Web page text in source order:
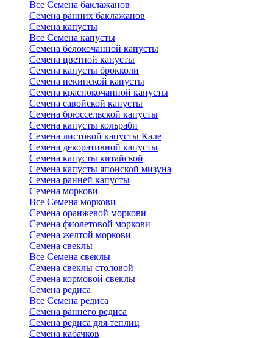
Все Семена баклажанов
Семена ранних баклажанов
Семена капусты
Все Семена капусты
Семена белокочанной капусты
Семена цветной капусты
Семена капусты брокколи
Семена пекинской капусты
Семена краснокочанной капусты
Семена савойской капусты
Семена брюссельской капусты
Семена капусты кольраби
Семена листовой капусты Кале
Семена декоративной капусты
Семена капусты китайской
Семена капусты японской мизуна
Семена ранней капусты
Семена моркови
Все Семена моркови
Семена оранжевой моркови
Семена фиолетовой моркови
Семена желтой моркови
Семена свеклы
Все Семена свеклы
Семена свеклы столовой
Семена кормовой свеклы
Семена редиса
Все Семена редиса
Семена раннего редиса
Семена редиса для теплиц
Семена кабачков